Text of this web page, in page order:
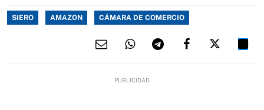
SIERO AMAZON CÁMARA DE COMERCIO